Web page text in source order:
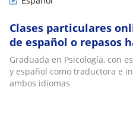
Clases particulares
de español o repasos
extranjeros
Graduada en Psicología, con
y español como traductora e
ambos idiomas